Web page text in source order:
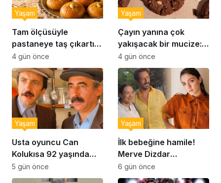
Tam ölçüsüyle
pastaneye taş çıkartır:
Şekerpare tarifi
Yaşam
4 gün önce
Çayın yanına çok
yakışacak bir mucize:
Brownie tadında ıslak
kurabiye tarifi…
Yaşam
4 gün önce
Usta oyuncu Can
Kolukısa 92 yaşında
hayatını kaybetti
Yaşam
5 gün önce
İlk bebeğine hamile!
Merve Dizdar
sessizliğini bozdu: ‘İsim
bulmak çok zor’
Yaşam
6 gün önce